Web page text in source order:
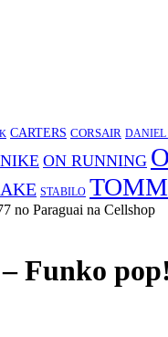
CARTERS CORSAIR
NIKE ON RUNNING
STABILO
no Paraguai na Cellshop
Funko